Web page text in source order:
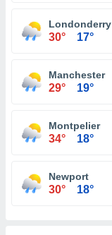
Londonderry
30° 17°
Manchester
29° 19°
Montpelier
34° 18°
Newport
30° 18°